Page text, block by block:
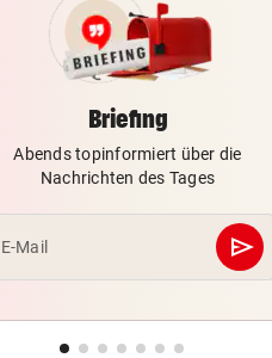
Briefing
Abends topinformiert über die
Nachrichten des Tages
E-Mail send